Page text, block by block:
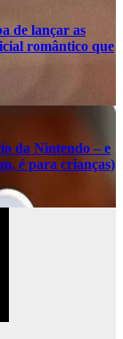
de lançar as
romântico que
da Nintendo – e
é para crianças)